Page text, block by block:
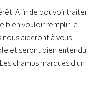
Afin de pouvoir traiter
bien vouloir remplir le
aideront à vous
et seront bien entendu
champs marqués d'un